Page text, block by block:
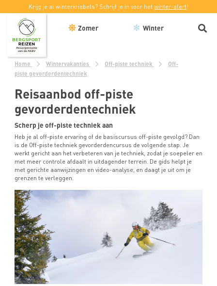
Krijg je al winterkriebels? Schrijf je in voor het winter-alert!
Zomer Winter
Home Wintervakanties Off-piste techniek
Off-
piste gevorderdentechniek
Reisaanbod off-piste
gevorderdentechniek
Scherp je off-piste techniek aan
Heb je al off-piste ervaring of de basiscursus off-piste gevolgd? Dan
is de Off-piste techniek gevorderdencursus de volgende stap. Je
werkt gericht aan het verbeteren van je techniek, zodat je soepeler en
met meer controle afdaalt in uitdagender terrein. De gids helpt je
met gerichte aanwijzingen en video-analyse, en daagt je uit om je
grenzen te verleggen.